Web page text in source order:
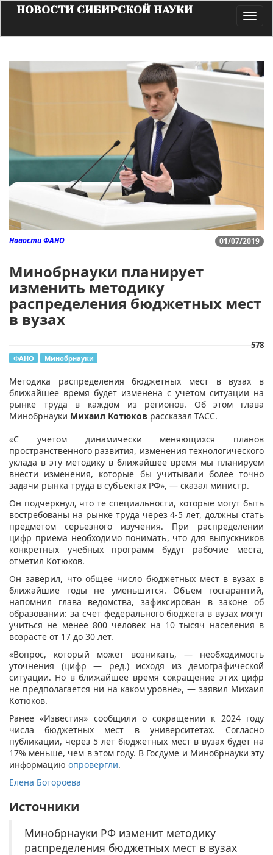
НОВОСТИ СИБИРСКОЙ НАУКИ
01/07/2019
Новости ФАНО
Минобрнауки планирует
изменить методику
распределения бюджетных мест
в вузах
578
ФАНО Минобрнауки
Методика распределения бюджетных мест в вузах в
ближайшее время будет изменена с учетом ситуации на
рынке труда в каждом из регионов. Об этом глава
Минобрнауки Михаил Котюков рассказал ТАСС.
«С учетом динамически меняющихся планов
пространственного развития, изменения технологического
уклада в эту методику в ближайшее время мы планируем
внести изменения, которые бы учитывали более точно
задачи рынка труда в субъектах РФ», — сказал министр.
Он подчеркнул, что те специальности, которые могут быть
востребованы на рынке труда через 4-5 лет, должны стать
предметом серьезного изучения. При распределении
цифр приема необходимо понимать, что для выпускников
конкретных учебных программ будут рабочие места,
отметил Котюков.
Он заверил, что общее число бюджетных мест в вузах в
ближайшие годы не уменьшится. Объем госгарантий,
напомнил глава ведомства, зафиксирован в законе об
образовании: за счет федерального бюджета в вузах могут
учиться не менее 800 человек на 10 тысяч населения в
возрасте от 17 до 30 лет.
«Вопрос, который может возникать, — необходимость
уточнения (цифр — ред.) исходя из демографической
ситуации. Но в ближайшее время сокращение этих цифр
не предполагается ни на каком уровне», — заявил Михаил
Котюков.
Ранее «Известия» сообщили о сокращении к 2024 году
числа бюджетных мест в университетах. Согласно
публикации, через 5 лет бюджетных мест в вузах будет на
17% меньше, чем в этом году. В Госдуме и Минобрнауки эту
информацию опровергли.
Елена Ботороева
Источники
Минобрнауки РФ изменит методику
распределения бюджетных мест в вузах